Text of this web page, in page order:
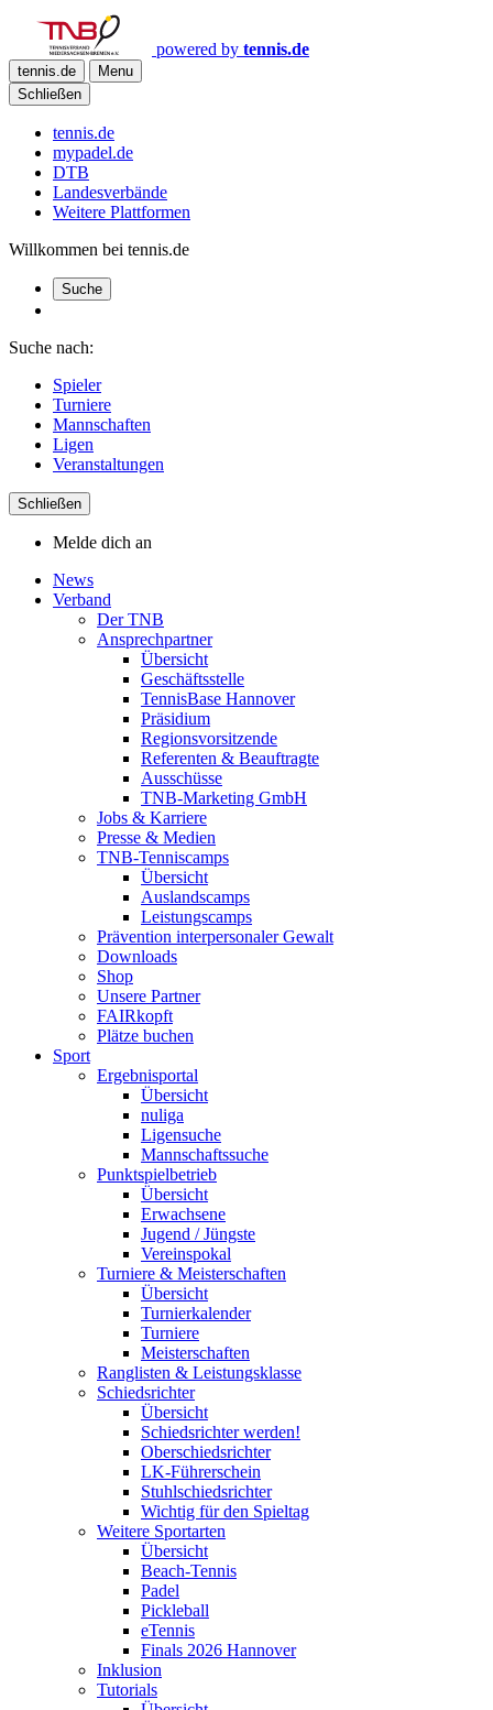
powered by tennis.de
tennis.de
Menu
Schließen
tennis.de
mypadel.de
DTB
Landesverbände
Weitere Plattformen
Willkommen bei tennis.de
Suche
Suche nach:
Spieler
Turniere
Mannschaften
Ligen
Veranstaltungen
Schließen
Melde dich an
News
Verband
Der TNB
Ansprechpartner
Übersicht
Geschäftsstelle
TennisBase Hannover
Präsidium
Regionsvorsitzende
Referenten & Beauftragte
Ausschüsse
TNB-Marketing GmbH
Jobs & Karriere
Presse & Medien
TNB-Tenniscamps
Übersicht
Auslandscamps
Leistungscamps
Prävention interpersonaler Gewalt
Downloads
Shop
Unsere Partner
FAIRkopft
Plätze buchen
Sport
Ergebnisportal
Übersicht
nuliga
Ligensuche
Mannschaftssuche
Punktspielbetrieb
Übersicht
Erwachsene
Jugend / Jüngste
Vereinspokal
Turniere & Meisterschaften
Übersicht
Turnierkalender
Turniere
Meisterschaften
Ranglisten & Leistungsklasse
Schiedsrichter
Übersicht
Schiedsrichter werden!
Oberschiedsrichter
LK-Führerschein
Stuhlschiedsrichter
Wichtig für den Spieltag
Weitere Sportarten
Übersicht
Beach-Tennis
Padel
Pickleball
eTennis
Finals 2026 Hannover
Inklusion
Tutorials